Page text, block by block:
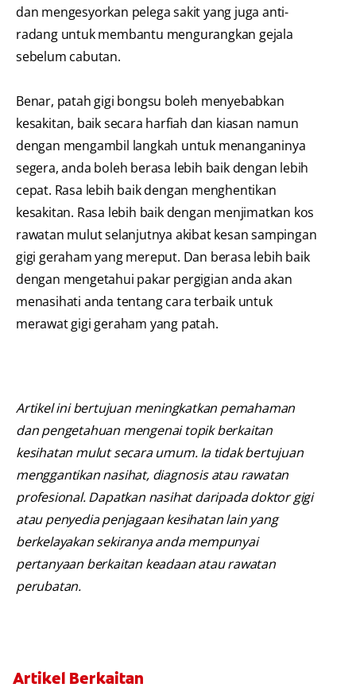
dan mengesyorkan pelega sakit yang juga anti-
radang untuk membantu mengurangkan gejala
sebelum cabutan.
Benar, patah gigi bongsu boleh menyebabkan
kesakitan, baik secara harfiah dan kiasan namun
dengan mengambil langkah untuk menanganinya
segera, anda boleh berasa lebih baik dengan lebih
cepat. Rasa lebih baik dengan menghentikan
kesakitan. Rasa lebih baik dengan menjimatkan kos
rawatan mulut selanjutnya akibat kesan sampingan
gigi geraham yang mereput. Dan berasa lebih baik
dengan mengetahui pakar pergigian anda akan
menasihati anda tentang cara terbaik untuk
merawat gigi geraham yang patah.
Artikel ini bertujuan meningkatkan pemahaman
dan pengetahuan mengenai topik berkaitan
kesihatan mulut secara umum. Ia tidak bertujuan
menggantikan nasihat, diagnosis atau rawatan
profesional. Dapatkan nasihat daripada doktor gigi
atau penyedia penjagaan kesihatan lain yang
berkelayakan sekiranya anda mempunyai
pertanyaan berkaitan keadaan atau rawatan
perubatan.
Artikel Berkaitan